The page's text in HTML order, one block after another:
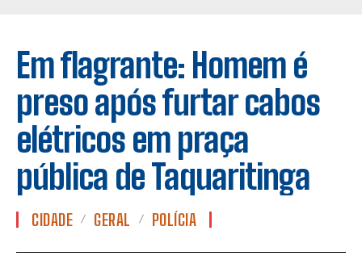
Em flagrante: Homem é
preso após furtar cabos
elétricos em praça
pública de Taquaritinga
CIDADE GERAL POLÍCIA